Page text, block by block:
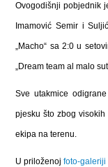
Ovogodišnji pobjednik
Imamović Semir i
„Macho“ sa 2:0 u
„Dream team al malo
Sve utakmice
pjesku što zbog
ekipa na terenu.
U priloženojfoto-galeriji